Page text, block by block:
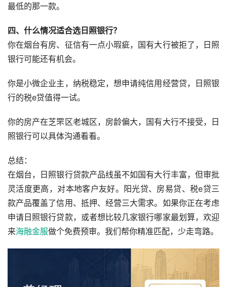
最低的那一款。
四、什么情况适合选日照银行？
你在烟台有房、征信有一点小瑕疵，国有大行被拒了，日照
银行可能还有机会。
你是小微企业主，纳税稳定，想申请纯信用经营贷，日照银
行的税e贷值得一试。
你的房产在芝罘区老城区，房龄偏大，国有大行不接受，日
照银行可以具体沟通看看。
总结：
在烟台，日照银行贷款产品线虽不如国有大行丰富，但审批
灵活度更高，对本地客户友好。阳光贷、房易贷、税e贷三
款产品覆盖了信用、抵押、经营三大需求。如果你正在考虑
申请日照银行贷款，或者想比较几家银行哪家最划算，欢迎
来海融金服做个免费预审。我们帮你精准匹配，少走弯路。